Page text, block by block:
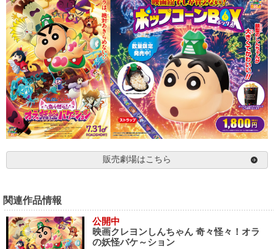
販売劇場はこちら
関連作品情報
公開中
映画クレヨンしんちゃん 奇々怪々！オラ
の妖怪バケ～ション